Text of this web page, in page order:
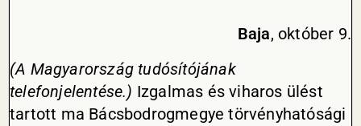
Baja, október 9.
(A Magyarország tudósítójának
telefonjelentése.) Izgalmas és viharos ülést
tartott ma Bácsbodrogmegye törvényhatósági